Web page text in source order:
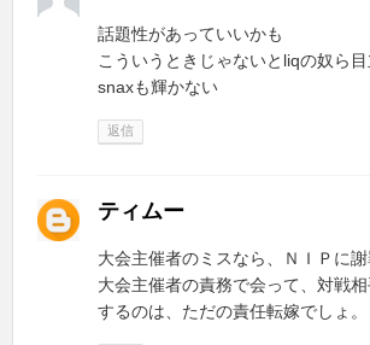
話題性があっていいかも
こういうときじゃないとliqの奴ら目
snaxも輝かない
返信
ティムー
大会主催者のミスなら、ＮＩＰに
大会主催者の責務で会って、対戦
するのは、ただの責任転嫁でしょ。